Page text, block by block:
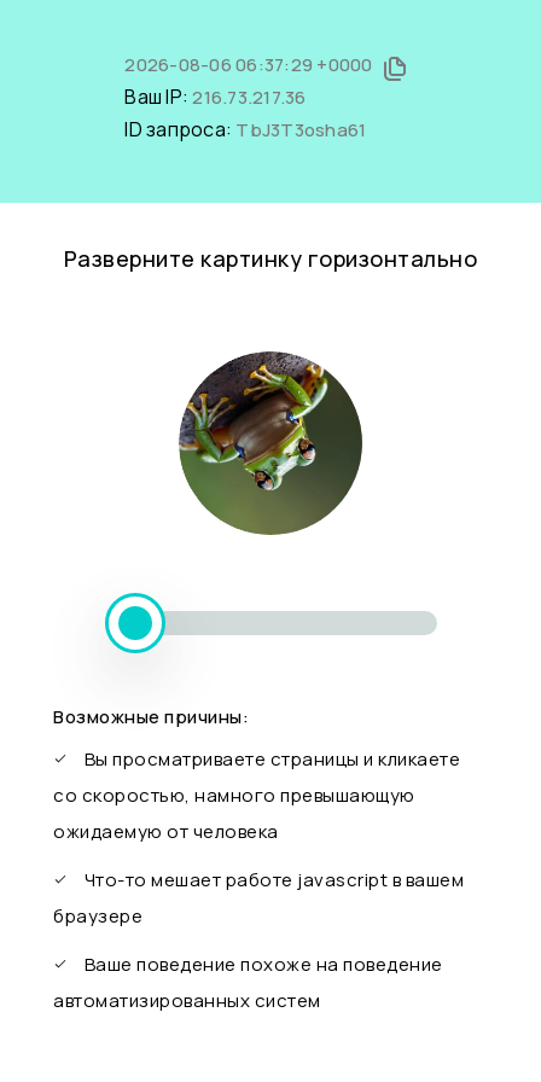
2026-08-06 06:37:29 +0000
Ваш IP:216.73.217.36
ID запроса: TbJ3T3osha61
Разверните картинку горизонтально
Возможные причины:
Вы просматриваете страницы и кликаете
со скоростью, намного превышающую
ожидаемую от человека
Что-то мешает работе javascript в вашем
браузере
Ваше поведение похоже на поведение
автоматизированных систем